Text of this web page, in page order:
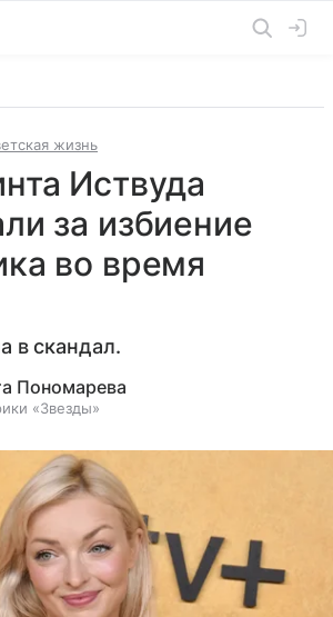
жизнь
Иствуда
за избиение
во время
в скандал.
Пономарева
«Звезды»